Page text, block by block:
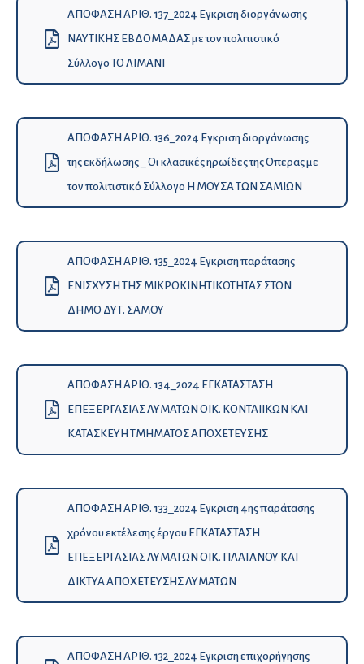
ΑΠΟΦΑΣΗ ΑΡΙΘ. 137_2024 Εγκριση διοργάνωσης
ΝΑΥΤΙΚΗΣ ΕΒΔΟΜΑΔΑΣ με τον πολιτιστικό
Σύλλογο ΤΟ ΛΙΜΑΝΙ
ΑΠΟΦΑΣΗ ΑΡΙΘ. 136_2024 Εγκριση διοργάνωσης
της εκδήλωσης _ Οι κλασικές ηρωίδες της Οπερας με
τον πολιτιστικό Σύλλογο Η ΜΟΥΣΑ ΤΩΝ ΣΑΜΙΩΝ
ΑΠΟΦΑΣΗ ΑΡΙΘ. 135_2024 Εγκριση παράτασης
ΕΝΙΣΧΥΣΗ ΤΗΣ ΜΙΚΡΟΚΙΝΗΤΙΚΟΤΗΤΑΣ ΣΤΟΝ
ΔΗΜΟ ΔΥΤ. ΣΑΜΟΥ
ΑΠΟΦΑΣΗ ΑΡΙΘ. 134_2024 ΕΓΚΑΤΑΣΤΑΣΗ
ΕΠΕΞΕΡΓΑΣΙΑΣ ΛΥΜΑΤΩΝ ΟΙΚ. KONΤΑΙΙΚΩΝ ΚΑΙ
ΚΑΤΑΣΚΕΥΗ ΤΜΗΜΑΤΟΣ ΑΠΟΧΕΤΕΥΣΗΣ
ΑΠΟΦΑΣΗ ΑΡΙΘ. 133_2024 Εγκριση 4ης παράτασης
χρόνου εκτέλεσης έργου ΕΓΚΑΤΑΣΤΑΣΗ
ΕΠΕΞΕΡΓΑΣΙΑΣ ΛΥΜΑΤΩΝ ΟΙΚ. ΠΛΑΤΑΝΟΥ ΚΑΙ
ΔΙΚΤΥΑ ΑΠΟΧΕΤΕΥΣΗΣ ΛΥΜΑΤΩΝ
ΑΠΟΦΑΣΗ ΑΡΙΘ. 132_2024 Εγκριση επιχορήγησης